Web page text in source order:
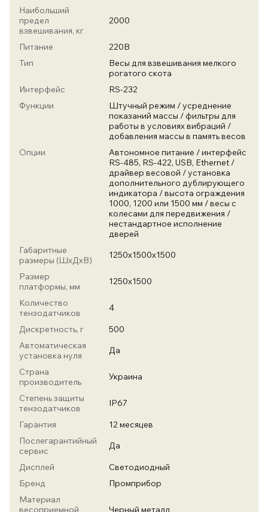
Наибольший
предел
взвешивания, кг
2000
Питание
220В
Тип
Весы для взвешивания мелкого
рогатого скота
Интерфейс
RS-232
Функции
Штучный режим / усреднение
показаний массы / фильтры для
работы в условиях вибраций /
добавления массы в память весов
Опции
Автономное питание / интерфейс
RS-485, RS-422, USB, Ethernet /
драйвер весовой / установка
дополнительного дублирующего
индикатора / высота ограждения
1000, 1200 или 1500 мм / весы с
колесами для передвижения /
нестандартное исполнение
дверей
Габаритные
размеры (ШхДхВ)
1250х1500х1500
Размер
платформы, мм
1250х1500
Количество
тензодатчиков
4
Дискретность, г
500
Автоматическая
установка нуля
Да
Страна
производитель
Украина
Степень защиты
тензодатчиков
IP67
Гарантия
12 месяцев
Послегарантийный
сервис
Да
Дисплей
Светодиодный
Бренд
Промприбор
Материал
весоприемной
Черный металл